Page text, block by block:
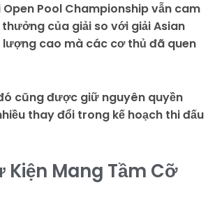
Pool Championship vẫn cam
của giải so với giải Asian
cao mà các cơ thủ đã quen
cũng được giữ nguyên quyền
thay đổi trong kế hoạch thi đấu
Mang Tầm Cỡ